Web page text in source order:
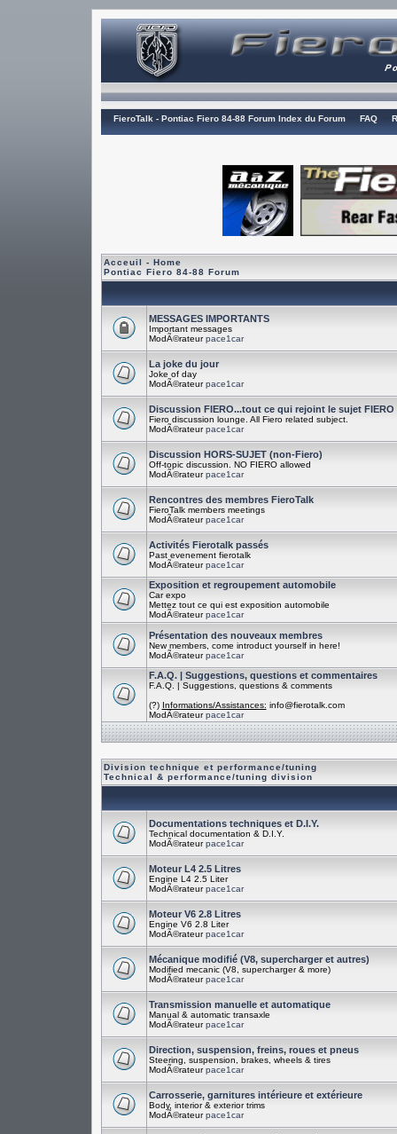
FieroTalk - Pontiac Fiero 84-88 Forum Index du Forum FAQ
Acceuil - Home
Pontiac Fiero 84-88 Forum
MESSAGES IMPORTANTS
Important messages
ModÃ©rateurpace1car
La joke du jour
Joke of day
ModÃ©rateurpace1car
Discussion FIERO...tout ce qui rejoint le sujet FIERO
Fiero discussion lounge. All Fiero related subject.
ModÃ©rateurpace1car
Discussion HORS-SUJET (non-Fiero)
Off-topic discussion. NO FIERO allowed
ModÃ©rateurpace1car
Rencontres des membres FieroTalk
FieroTalk members meetings
ModÃ©rateurpace1car
Activités Fierotalk passés
Past evenement fierotalk
ModÃ©rateurpace1car
Exposition et regroupement automobile
Car expo
Mettez tout ce qui est exposition automobile
ModÃ©rateurpace1car
Présentation des nouveaux membres
New members, come introduct yourself in here!
ModÃ©rateurpace1car
F.A.Q. | Suggestions, questions et commentaires
F.A.Q. | Suggestions, questions & comments
(?) Informations/Assistances: info@fierotalk.com
ModÃ©rateurpace1car
Division technique et performance/tuning
Technical & performance/tuning division
Documentations techniques et D.I.Y.
Technical documentation & D.I.Y.
ModÃ©rateurpace1car
Moteur L4 2.5 Litres
Engine L4 2.5 Liter
ModÃ©rateurpace1car
Moteur V6 2.8 Litres
Engine V6 2.8 Liter
ModÃ©rateurpace1car
Mécanique modifié (V8, supercharger et autres)
Modified mecanic (V8, supercharger & more)
ModÃ©rateurpace1car
Transmission manuelle et automatique
Manual & automatic transaxle
ModÃ©rateurpace1car
Direction, suspension, freins, roues et pneus
Steering, suspension, brakes, wheels & tires
ModÃ©rateurpace1car
Carrosserie, garnitures intérieure et extérieure
Body, interior & exterior trims
ModÃ©rateurpace1car